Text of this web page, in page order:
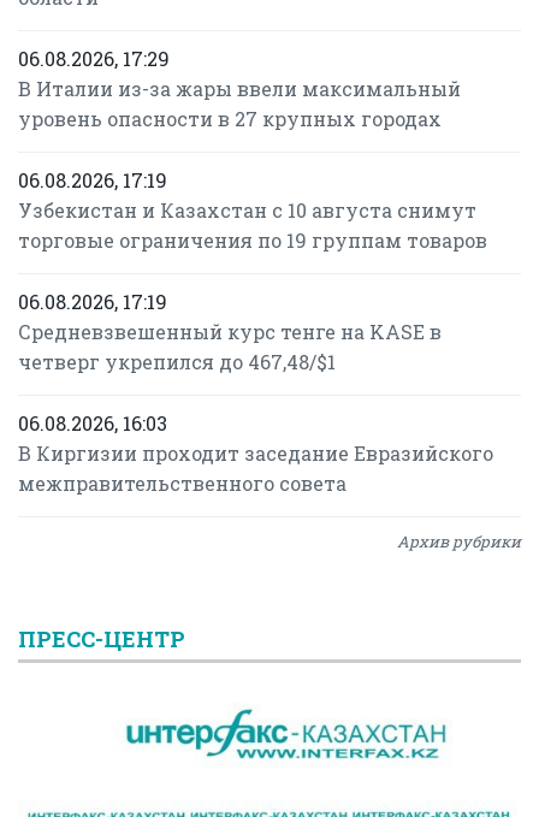
06.08.2026, 17:29
В Италии из-за жары ввели максимальный
уровень опасности в 27 крупных городах
06.08.2026, 17:19
Узбекистан и Казахстан с 10 августа снимут
торговые ограничения по 19 группам товаров
06.08.2026, 17:19
Средневзвешенный курс тенге на KASE в
четверг укрепился до 467,48/$1
06.08.2026, 16:03
В Киргизии проходит заседание Евразийского
межправительственного совета
Архив рубрики
ПРЕСС-ЦЕНТР